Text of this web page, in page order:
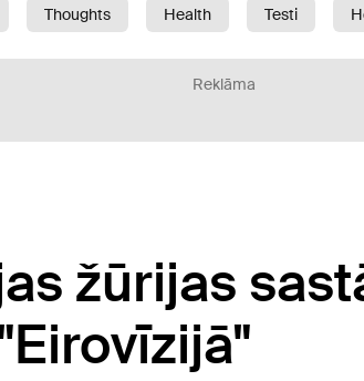
Thoughts Health Testi
Reklāma
žūrijas